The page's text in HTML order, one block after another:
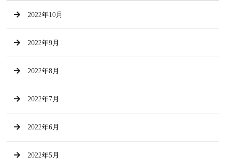
2022年10月
2022年9月
2022年8月
2022年7月
2022年6月
2022年5月